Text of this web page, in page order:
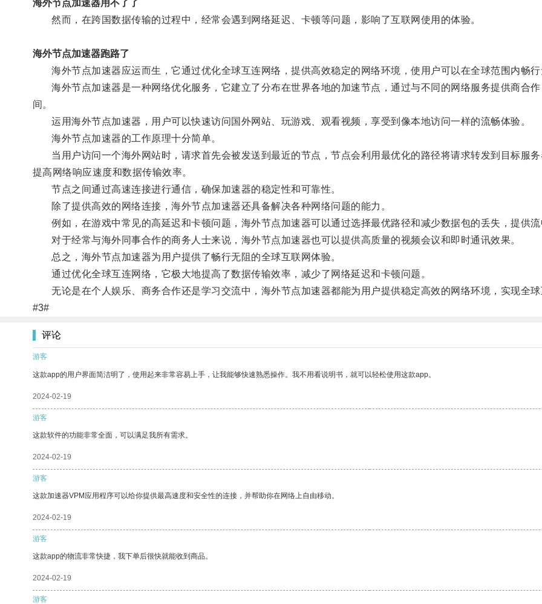
海外节点加速器用不了了
然而，在跨国数据传输的过程中，经常会遇到网络延迟、卡顿等问题，影响了互联网使用的体验。
海外节点加速器跑路了
海外节点加速器应运而生，它通过优化全球互连网络，提供高效稳定的网络环境，使用户可以在全球范围内畅行
海外节点加速器是一种网络优化服务，它建立了分布在世界各地的加速节点，通过与不同的网络服务提供商合
间。
运用海外节点加速器，用户可以快速访问国外网站、玩游戏、观看视频，享受到像本地访问一样的流畅体验。
海外节点加速器的工作原理十分简单。
当用户访问一个海外网站时，请求首先会被发送到最近的节点，节点会利用最优化的路径将请求转发到目标服
提高网络响应速度和数据传输效率。
节点之间通过高速连接进行通信，确保加速器的稳定性和可靠性。
除了提供高效的网络连接，海外节点加速器还具备解决各种网络问题的能力。
例如，在游戏中常见的高延迟和卡顿问题，海外节点加速器可以通过选择最优路径和减少数据包的丢失，提供流
对于经常与海外同事合作的商务人士来说，海外节点加速器也可以提供高质量的视频会议和即时通讯效果。
总之，海外节点加速器为用户提供了畅行无阻的全球互联网体验。
通过优化全球互连网络，它极大地提高了数据传输效率，减少了网络延迟和卡顿问题。
无论是在个人娱乐、商务合作还是学习交流中，海外节点加速器都能为用户提供稳定高效的网络环境，实现全球
#3#
评论
游客
这款app的用户界面简洁明了，使用起来非常容易上手，让我能够快速熟悉操作。我不用看说明书，就可以轻松使用这款app。
2024-02-19
游客
这款软件的功能非常全面，可以满足我所有需求。
2024-02-19
游客
这款加速器VPM应用程序可以给你提供最高速度和安全性的连接，并帮助你在网络上自由移动。
2024-02-19
游客
这款app的物流非常快捷，我下单后很快就能收到商品。
2024-02-19
游客